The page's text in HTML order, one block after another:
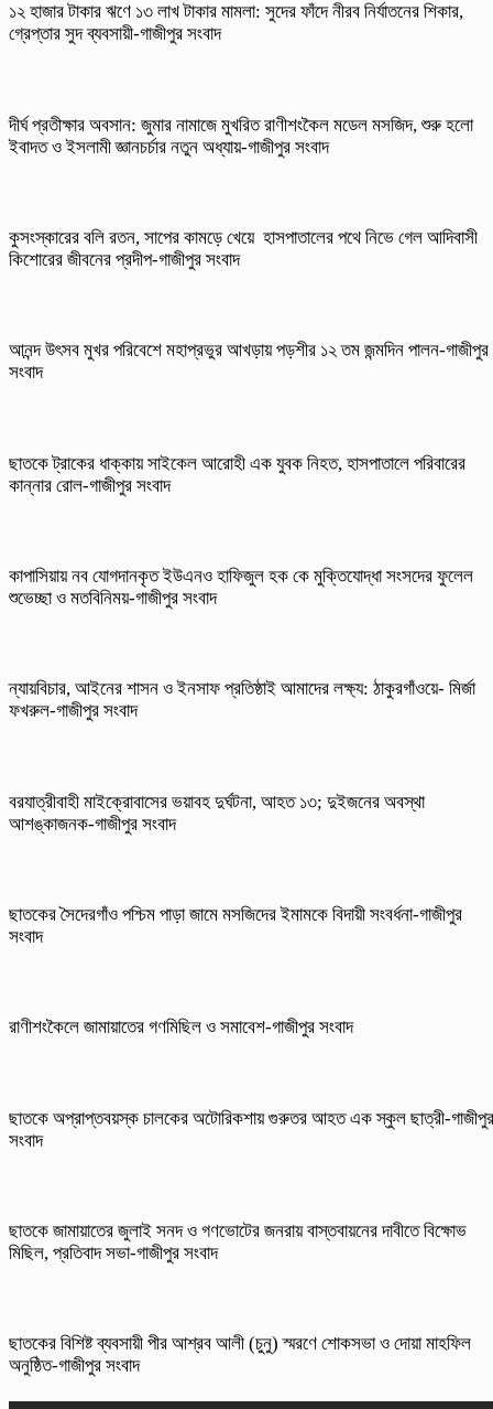
১২ হাজার টাকার ঋণে ১৩ লাখ টাকার মামলা: সুদের ফাঁদে নীরব নির্যাতনের শিকার,
গ্রেপ্তার সুদ ব্যবসায়ী-গাজীপুর সংবাদ
দীর্ঘ প্রতীক্ষার অবসান: জুমার নামাজে মুখরিত রাণীশংকৈল মডেল মসজিদ, শুরু হলো
ইবাদত ও ইসলামী জ্ঞানচর্চার নতুন অধ্যায়-গাজীপুর সংবাদ
কুসংস্কারের বলি রতন, সাপের কামড়ে খেয়ে হাসপাতালের পথে নিভে গেল আদিবাসী
কিশোরের জীবনের প্রদীপ-গাজীপুর সংবাদ
আনন্দ উৎসব মুখর পরিবেশে মহাপ্রভুর আখড়ায় পড়শীর ১২ তম জন্মদিন পালন-গাজীপুর
সংবাদ
ছাতকে ট্রাকের ধাক্কায় সাইকেল আরোহী এক যুবক নিহত, হাসপাতালে পরিবারের
কান্নার রোল-গাজীপুর সংবাদ
কাপাসিয়ায় নব যোগদানকৃত ইউএনও হাফিজুল হক কে মুক্তিযোদ্ধা সংসদের ফুলেল
শুভেচ্ছা ও মতবিনিময়-গাজীপুর সংবাদ
ন্যায়বিচার, আইনের শাসন ও ইনসাফ প্রতিষ্ঠাই আমাদের লক্ষ্য: ঠাকুরগাঁওয়ে- মির্জা
ফখরুল-গাজীপুর সংবাদ
বরযাত্রীবাহী মাইক্রোবাসের ভয়াবহ দুর্ঘটনা, আহত ১৩; দুইজনের অবস্থা
আশঙ্কাজনক-গাজীপুর সংবাদ
ছাতকের সৈদেরগাঁও পশ্চিম পাড়া জামে মসজিদের ইমামকে বিদায়ী সংবর্ধনা-গাজীপুর
সংবাদ
রাণীশংকৈলে জামায়াতের গণমিছিল ও সমাবেশ-গাজীপুর সংবাদ
ছাতকে অপ্রাপ্তবয়স্ক চালকের অটোরিকশায় গুরুতর আহত এক স্কুল ছাত্রী-গাজীপুর
সংবাদ
ছাতকে জামায়াতের জুলাই সনদ ও গণভোটের জনরায় বাস্তবায়নের দাবীতে বিক্ষোভ
মিছিল, প্রতিবাদ সভা-গাজীপুর সংবাদ
ছাতকের বিশিষ্ট ব্যবসায়ী পীর আশ্রব আলী (চুনু) স্মরণে শোকসভা ও দোয়া মাহফিল
অনুষ্ঠিত-গাজীপুর সংবাদ